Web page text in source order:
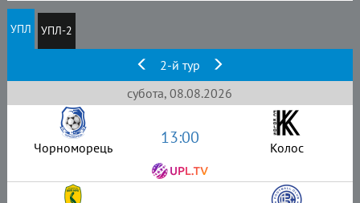
УПЛ УПЛ-2
2-й тур
субота, 08.08.2026
Чорноморець 13:00 Колос